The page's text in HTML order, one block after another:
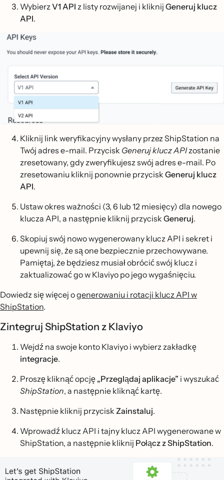
WybierzV1 API z listy rozwijanej i kliknij Generuj klucz
API.
Kliknij link weryfikacyjny wysłany przez ShipStation na
Twój adres e-mail. Przycisk Generuj klucz APIzostanie
zresetowany, gdy zweryfikujesz swój adres e-mail. Po
zresetowaniu kliknij ponownie przycisk Generuj klucz
API.
Ustaw okres ważności (3, 6 lub 12 miesięcy) dla nowego
klucza API, a następnie kliknij przycisk Generuj.
Skopiuj swój nowo wygenerowany klucz API i sekret i
upewnij się, że są one bezpiecznie przechowywane.
Pamiętaj, że będziesz musiał obrócić swój klucz i
zaktualizować go w Klaviyo po jego wygaśnięciu.
Dowiedz się więcej ogenerowaniu i rotacji klucz API w
ShipStation.
Zintegruj ShipStation z Klaviyo
Wejdź na swoje konto Klaviyo i wybierz zakładkę
integracje.
Proszę kliknąć opcję „Przeglądaj aplikacje” i wyszukać
ShipStation, a następnie kliknąć kartę.
Następnie kliknij przycisk Zainstaluj.
Wprowadź klucz API i tajny klucz API wygenerowane w
ShipStation, a następnie kliknij Połącz z ShipStation.